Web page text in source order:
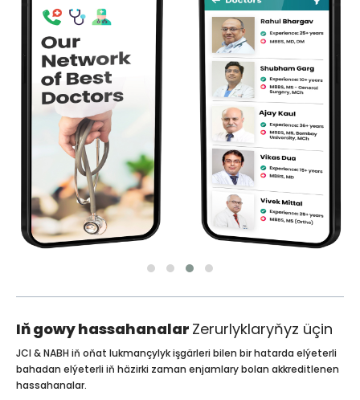
Iň gowy hassahanalar Zerurlyklaryňyz üçin
JCI & NABH iň oňat lukmançylyk işgärleri bilen bir hatarda elýeterli
bahadan elýeterli iň häzirki zaman enjamlary bolan akkreditlenen
hassahanalar.